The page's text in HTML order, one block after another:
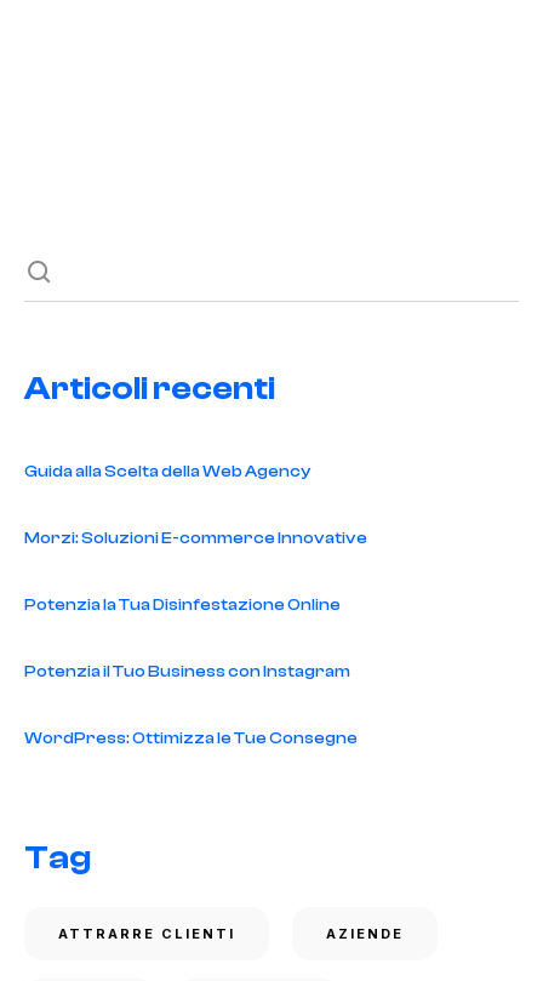
Articoli recenti
Guida alla Scelta della Web Agency
Morzi: Soluzioni E-commerce Innovative
Potenzia la Tua Disinfestazione Online
Potenzia il Tuo Business con Instagram
WordPress: Ottimizza le Tue Consegne
Tag
ATTRARRE CLIENTI AZIENDE